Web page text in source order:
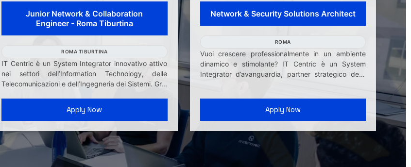
Junior Network & Collaboration
Engineer - Roma Tiburtina
ROMA TIBURTINA
IT Centric è un System Integrator innovativo attivo
nei settori dell’Information Technology, delle
Telecomunicazioni e dell’Ingegneria dei Sistemi. Gr...
Apply Now
Network & Security Solutions Architect
ROMA
Vuoi crescere professionalmente in un ambiente
dinamico e stimolante? IT Centric è un System
Integrator d’avanguardia, partner strategico delle
Apply Now